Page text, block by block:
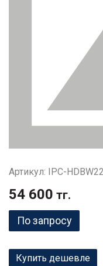
Артикул: IPC-
54 600 тг.
По запросу
Купить дешевле